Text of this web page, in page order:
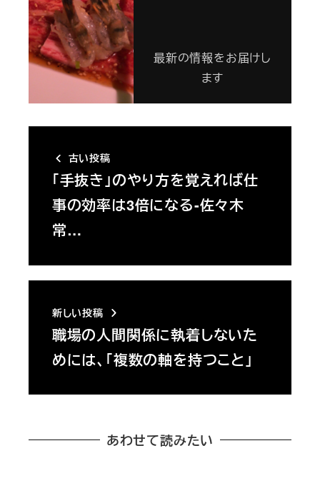
最新の情報をお届けし
ます
古い投稿
「手抜き」のやり方を覚えれば仕
事の効率は3倍になる-佐々木
常…
新しい投稿
職場の人間関係に執着しないた
めには、「複数の軸を持つこと」
あわせて読みたい